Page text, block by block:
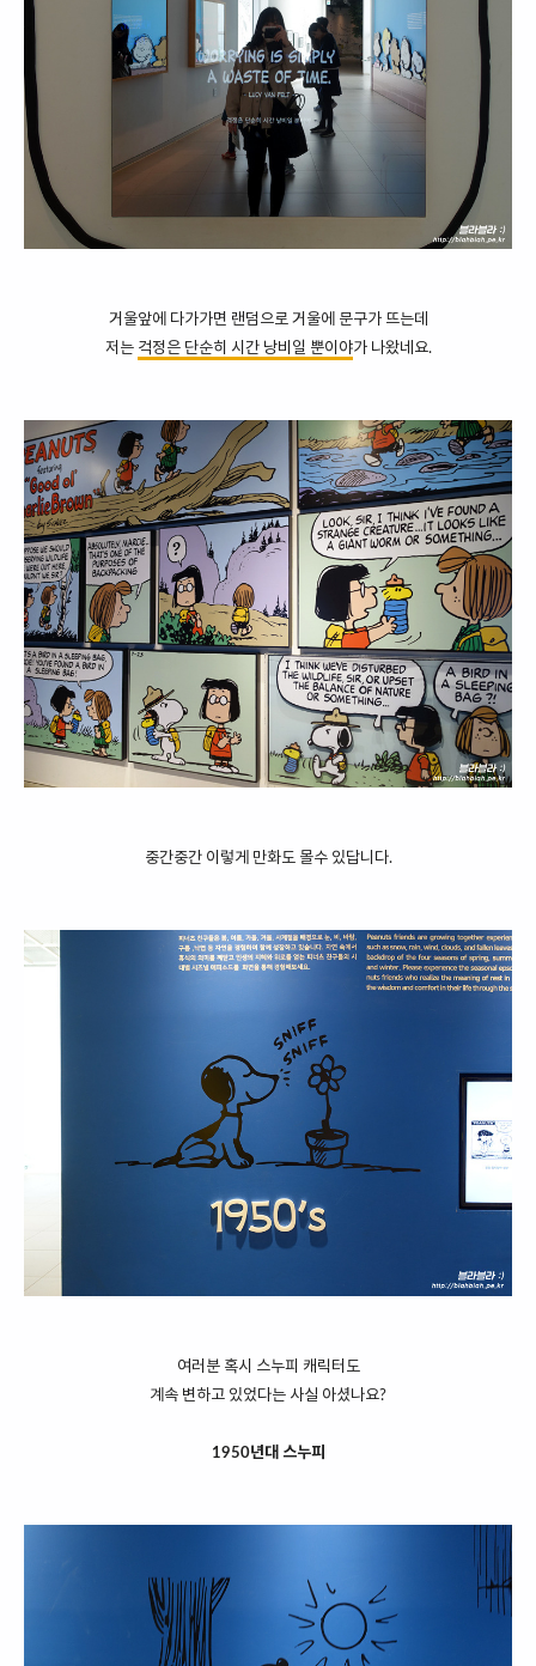
거울앞에 다가가면 랜덤으로 거울에 문구가 뜨는데
저는 걱정은 단순히 시간 낭비일 뿐이야가 나왔네요.
중간중간 이렇게 만화도 몰수 있답니다.
여러분 혹시 스누피 캐릭터도
계속 변하고 있었다는 사실 아셨나요?
1950년대 스누피